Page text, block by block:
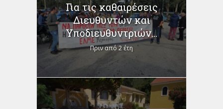
Για τις καθαιρέσεις
Διευθυντών και
Υποδιευθυντριών...
Πριν από 2 έτη